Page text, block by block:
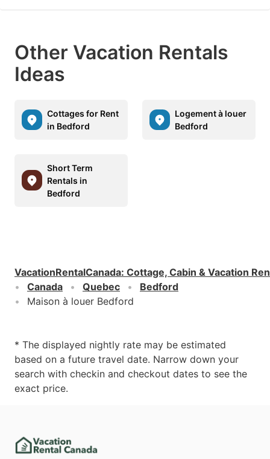
Other Vacation Rentals
Ideas
Cottages for Rent
in Bedford
Logement à louer
Bedford
Short Term
Rentals in
Bedford
VacationRentalCanada: Cottage, Cabin & Vacation
Canada
Quebec
Bedford
Maison à louer Bedford
* The displayed nightly rate may be estimated
based on a future travel date. Narrow down your
search with checkin and checkout dates to see the
exact price.